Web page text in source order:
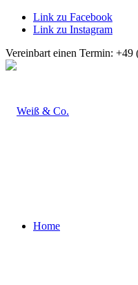
Link zu Facebook
Link zu Instagram
Vereinbart einen Termin: +49
Home